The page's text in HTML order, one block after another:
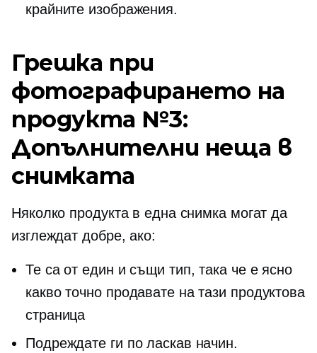
крайните изображения.
Грешка при
фотографирането на
продукта №3: ​​
Допълнителни неща в
снимката
Няколко продукта в една снимка могат да
изглеждат добре, ако:
Те са от един и същи тип, така че е ясно
какво точно продавате на тази продуктова
страница
Подреждате ги по ласкав начин.